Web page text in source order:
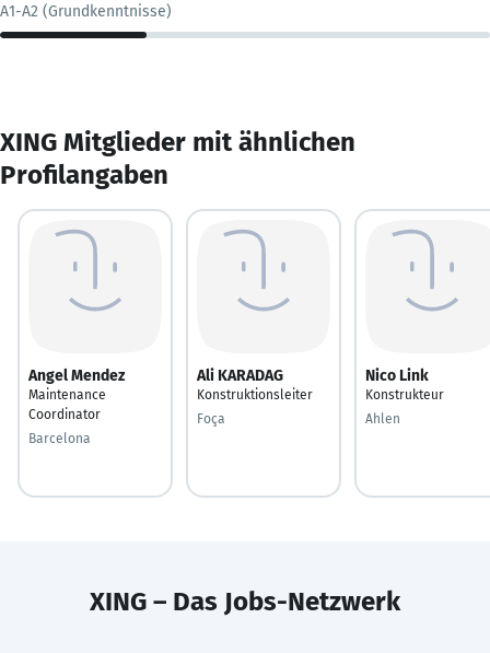
A1-A2 (Grundkenntnisse)
XING Mitglieder mit ähnlichen
Profilangaben
Angel Mendez
Maintenance
Coordinator
Barcelona
Ali KARADAG
Konstruktionsleiter
Foça
Nico Link
Konstrukteur
Ahlen
XING – Das Jobs-Netzwerk